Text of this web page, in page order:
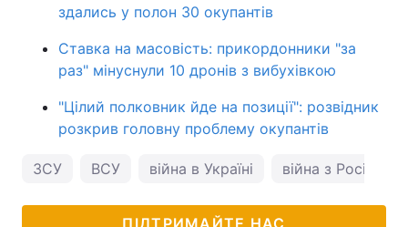
здались у полон 30 окупантів
Ставка на масовість: прикордонники "за
раз" мінуснули 10 дронів з вибухівкою
"Цілий полковник йде на позиції": розвідник
розкрив головну проблему окупантів
ЗСУ ВСУ війна в Україні війна з Росією
ПІДТРИМАЙТЕ НАС